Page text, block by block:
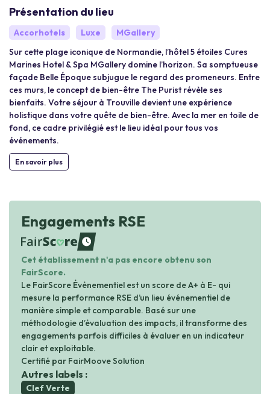
Présentation du lieu
Accorhotels Luxe
MGallery
Sur cette plage iconique de Normandie, l’hôtel 5 étoiles Cures
Marines Hotel & Spa MGallery domine l’horizon. Sa somptueuse
façade Belle Époque subjugue le regard des promeneurs. Entre
ces murs, le concept de bien-être The Purist révèle ses
bienfaits. Votre séjour à Trouville devient une expérience
holistique dans votre quête de bien-être. Avec la mer en toile de
fond, ce cadre privilégié est le lieu idéal pour tous vos
événements.
En savoir plus
Engagements RSE
waiting
Cet établissement n'a pas encore obtenu son
FairScore.
Le FairScore Événementiel est un score de A+ à E- qui
mesure la performance RSE d’un lieu événementiel de
manière simple et comparable. Basé sur une
méthodologie d’évaluation des impacts, il transforme des
engagements parfois difficiles à évaluer en un indicateur
clair et exploitable.
Certifié par FairMoove Solution
Autres labels :
Clef Verte